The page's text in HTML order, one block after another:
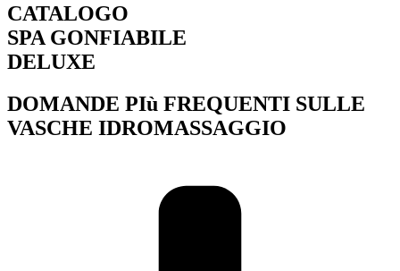
CATALOGO
SPA GONFIABILE
DELUXE
DOMANDE PIù FREQUENTI SULLE
VASCHE IDROMASSAGGIO